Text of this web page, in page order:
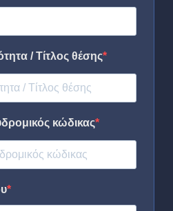
/ Τίτλος θέσης
κώδικας